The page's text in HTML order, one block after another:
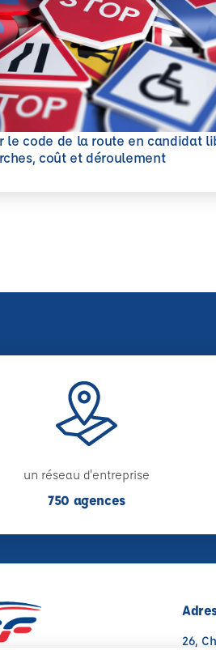
le code de la route en candidat
coût et déroulement
plus
un réseau d'entreprise
750 agences
26,